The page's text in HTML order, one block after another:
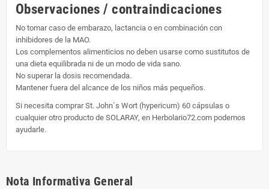
Observaciones / contraindicaciones
No tomar caso de embarazo, lactancia o en combinación con
inhibidores de la MAO.
Los complementos alimenticios no deben usarse como sustitutos de
una dieta equilibrada ni de un modo de vida sano.
No superar la dosis recomendada.
Mantener fuera del alcance de los niños más pequeños.
Si necesita comprar St. John´s Wort (hypericum) 60 cápsulas o
cualquier otro producto de SOLARAY, en Herbolario72.com podemos
ayudarle.
Nota Informativa General